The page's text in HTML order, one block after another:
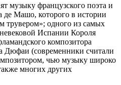
музыку французского поэта и
де Машо, которого в истории
трувером»; одного из самых
Испании Короля
композитора
Дюфаи (современники считали
чью музыку широко
многих других